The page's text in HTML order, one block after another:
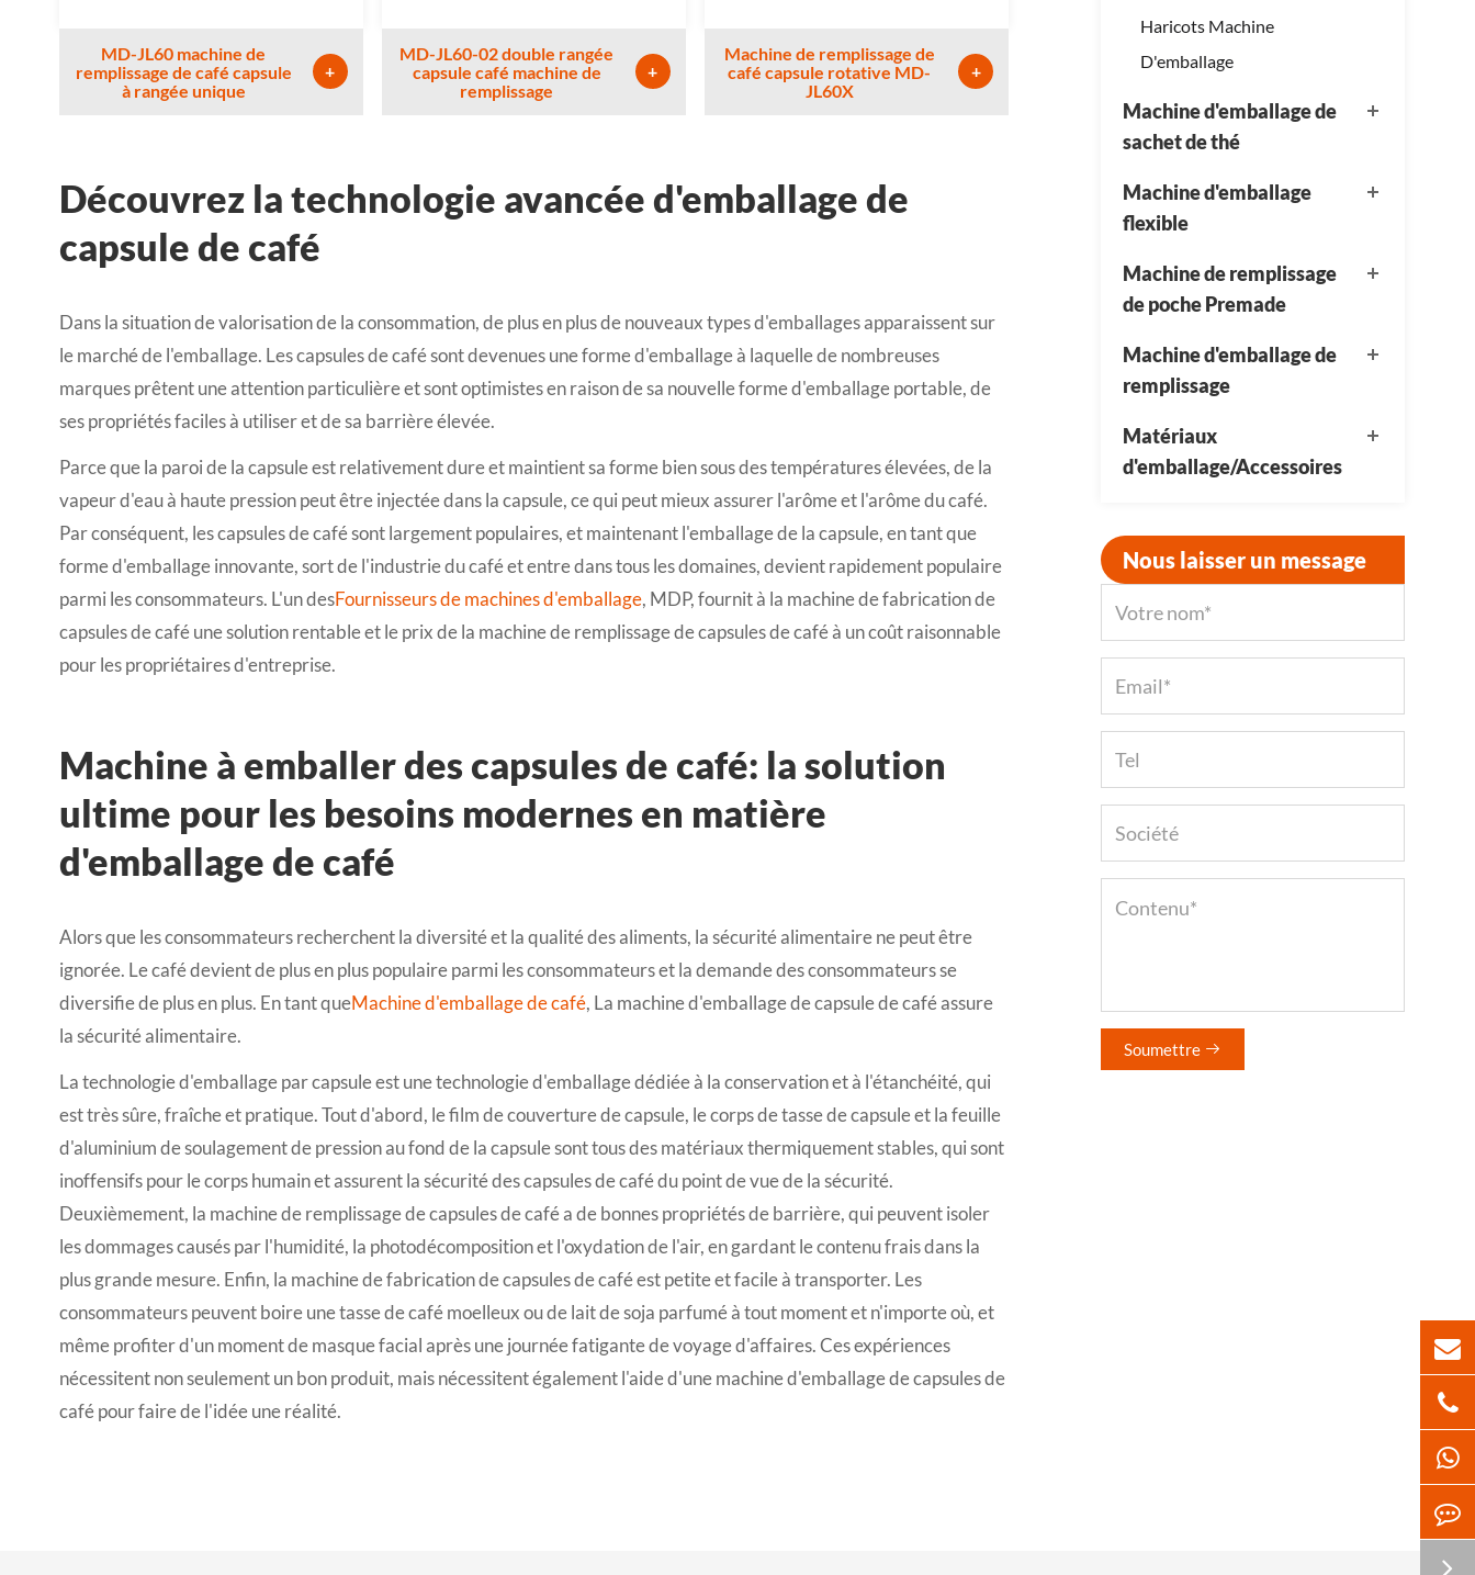
MD-JL60 machine de
remplissage de café capsule
à rangée unique
+
MD-JL60-02 double rangée
capsule café machine de
remplissage
+
Machine de remplissage de
café capsule rotative MD-
JL60X
+
Découvrez la technologie avancée d'emballage de
capsule de café
Dans la situation de valorisation de la consommation, de plus en plus de nouveaux types d'emballages apparaissent sur
le marché de l'emballage. Les capsules de café sont devenues une forme d'emballage à laquelle de nombreuses
marques prêtent une attention particulière et sont optimistes en raison de sa nouvelle forme d'emballage portable, de
ses propriétés faciles à utiliser et de sa barrière élevée.
Parce que la paroi de la capsule est relativement dure et maintient sa forme bien sous des températures élevées, de la
vapeur d'eau à haute pression peut être injectée dans la capsule, ce qui peut mieux assurer l'arôme et l'arôme du café.
Par conséquent, les capsules de café sont largement populaires, et maintenant l'emballage de la capsule, en tant que
forme d'emballage innovante, sort de l'industrie du café et entre dans tous les domaines, devient rapidement populaire
parmi les consommateurs. L'un desFournisseurs de machines d'emballage, MDP, fournit à la machine de fabrication de
capsules de café une solution rentable et le prix de la machine de remplissage de capsules de café à un coût raisonnable
pour les propriétaires d'entreprise.
Machine à emballer des capsules de café: la solution
ultime pour les besoins modernes en matière
d'emballage de café
Alors que les consommateurs recherchent la diversité et la qualité des aliments, la sécurité alimentaire ne peut être
ignorée. Le café devient de plus en plus populaire parmi les consommateurs et la demande des consommateurs se
diversifie de plus en plus. En tant queMachine d'emballage de café, La machine d'emballage de capsule de café assure
la sécurité alimentaire.
La technologie d'emballage par capsule est une technologie d'emballage dédiée à la conservation et à l'étanchéité, qui
est très sûre, fraîche et pratique. Tout d'abord, le film de couverture de capsule, le corps de tasse de capsule et la feuille
d'aluminium de soulagement de pression au fond de la capsule sont tous des matériaux thermiquement stables, qui sont
inoffensifs pour le corps humain et assurent la sécurité des capsules de café du point de vue de la sécurité.
Deuxièmement, la machine de remplissage de capsules de café a de bonnes propriétés de barrière, qui peuvent isoler
les dommages causés par l'humidité, la photodécomposition et l'oxydation de l'air, en gardant le contenu frais dans la
plus grande mesure. Enfin, la machine de fabrication de capsules de café est petite et facile à transporter. Les
consommateurs peuvent boire une tasse de café moelleux ou de lait de soja parfumé à tout moment et n'importe où, et
même profiter d'un moment de masque facial après une journée fatigante de voyage d'affaires. Ces expériences
nécessitent non seulement un bon produit, mais nécessitent également l'aide d'une machine d'emballage de capsules de
café pour faire de l'idée une réalité.
Haricots Machine
D'emballage
Machine d'emballage de
sachet de thé
Machine d'emballage
flexible
Machine de remplissage
de poche Premade
Machine d'emballage de
remplissage
Matériaux
d'emballage/Accessoires
Nous laisser un message
Soumettre 